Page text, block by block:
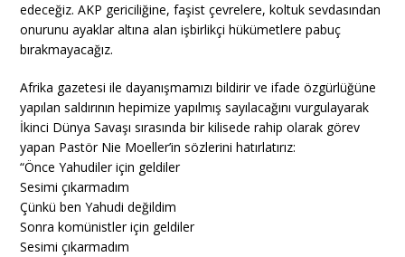
edeceğiz. AKP gericiliğine, faşist çevrelere, koltuk sevdasından
onurunu ayaklar altına alan işbirlikçi hükümetlere pabuç
bırakmayacağız.
Afrika gazetesi ile dayanışmamızı bildirir ve ifade özgürlüğüne
yapılan saldırının hepimize yapılmış sayılacağını vurgulayarak
İkinci Dünya Savaşı sırasında bir kilisede rahip olarak görev
yapan Pastör Nie Moeller’in sözlerini hatırlatırız:
“Önce Yahudiler için geldiler
Sesimi çıkarmadım
Çünkü ben Yahudi değildim
Sonra komünistler için geldiler
Sesimi çıkarmadım